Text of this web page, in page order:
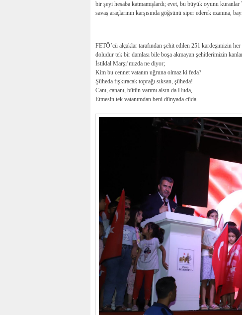
bir şeyi hesaba katmamışlardı; evet, bu büyük oyunu
savaş araçlarının karşısında göğsünü siper ederek ezanına,
FETÖ’cü alçaklar tarafından şehit edilen 251 kardeşimizin
doludur tek bir damlası bile boşa akmayan şehitlerimizin
İstiklal Marşı’mızda ne diyor;
Kim bu cennet vatanın uğruna olmaz ki feda?
Şüheda fışkıracak toprağı sıksan, şüheda!
Canı, cananı, bütün varımı alsın da Huda,
Etmesin tek vatanımdan beni dünyada cüda.